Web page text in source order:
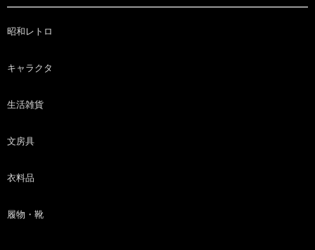
昭和レトロ
キャラクタ
生活雑貨
文房具
衣料品
履物・靴